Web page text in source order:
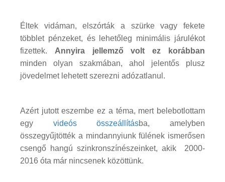
Éltek vidáman, elszórták a szürke vagy fekete
többlet pénzeket, és lehetőleg minimális járulékot
fizettek. Annyira jellemző volt ez korábban
minden olyan szakmában, ahol jelentős plusz
jövedelmet lehetett szerezni adózatlanul.
Azért jutott eszembe ez a téma, mert belebotlottam
egy videós összeállításba, amelyben
összegyűjtötték a mindannyiunk fülének ismerősen
csengő hangú szinkronszínészeinket, akik 2000-
2016 óta már nincsenek közöttünk.